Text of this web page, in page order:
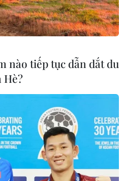
hệ
bạc lên tới
trưởng do
bóng đá
trường:
danh, đặt
nào tiếp tục dẫn dắt du
Hè?